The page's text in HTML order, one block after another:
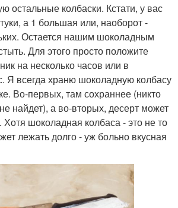
остальные колбаски. Кстати, у вас
а 1 большая или, наоборот -
Остается нашим шоколадным
Для этого просто положите
на несколько часов или в
Я всегда храню шоколадную колбасу
Во-первых, там сохраннее (никто
найдет), а во-вторых, десерт может
шоколадная колбаса - это не то
лежать долго - уж больно вкусная